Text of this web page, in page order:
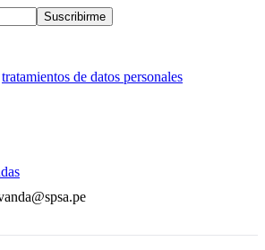
Suscribirme
tratamientos de datos personales